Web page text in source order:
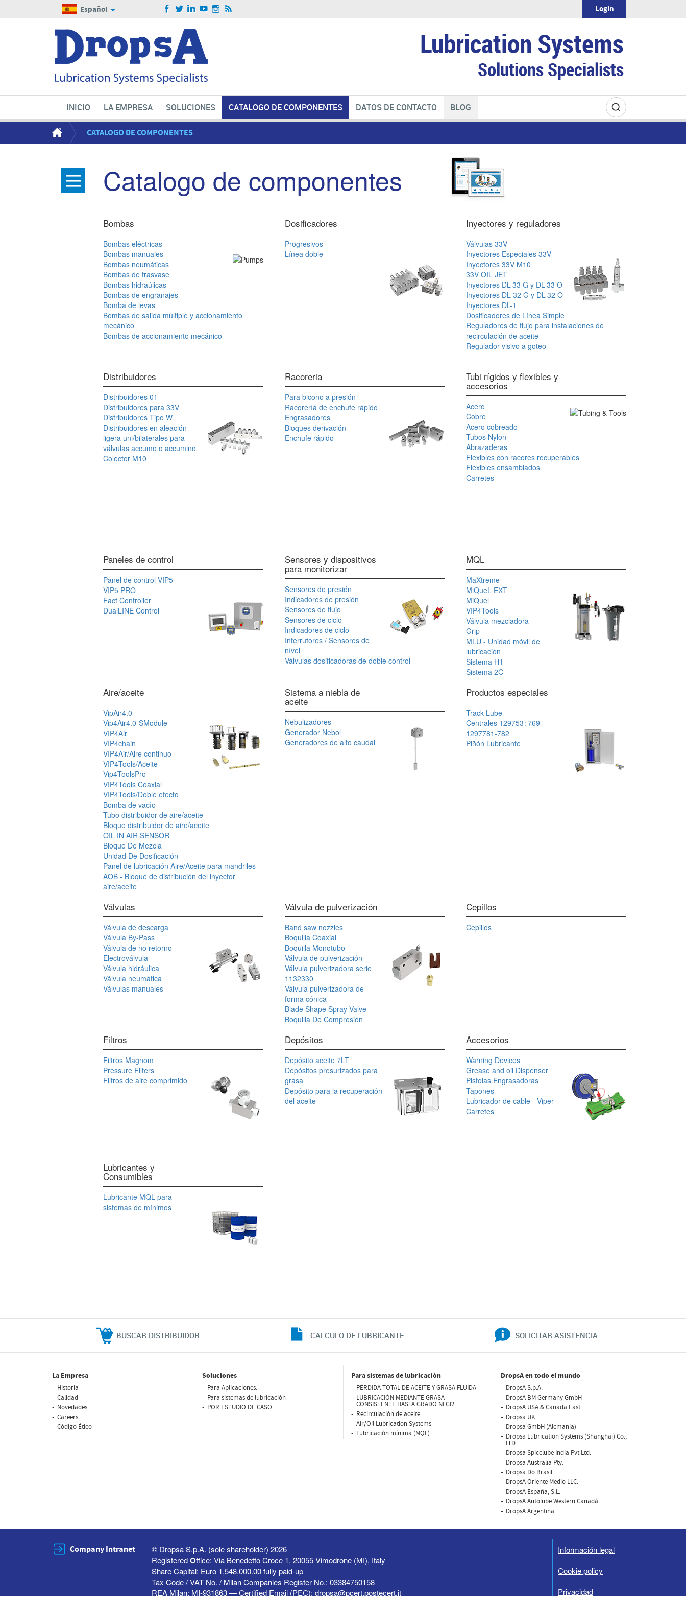
Lubrication Systems
Solutions Specialists
Español Login
INICIO LA EMPRESA SOLUCIONES CATALOGO DE COMPONENTES DATOS DE CONTACTO BLOG
CATALOGO DE COMPONENTES
Catalogo de componentes
Bombas
Bombas eléctricas
Bombas manuales
Bombas neumáticas
Bombas de trasvase
Bombas hidraúlicas
Bombas de engranajes
Bomba de levas
Bombas de salida múltiple y accionamiento
mecánico
Bombas de accionamiento mecánico
Dosificadores
Progresivos
Línea doble
Inyectores y reguladores
Válvulas 33V
Inyectores Especiales 33V
Inyectores 33V M10
33V OIL JET
Inyectores DL-33 G y DL-33 O
Inyectores DL 32 G y DL-32 O
Inyectores DL-1
Dosificadores de Línea Simple
Reguladores de flujo para instalaciones de
recirculación de aceite
Regulador visivo a goteo
Distribuidores
Distribuidores 01
Distribuidores para 33V
Distribuidores Tipo W
Distribuidores en aleación
ligera uni/bilaterales para
válvulas accumo o accumino
Colector M10
Racoreria
Para bicono a presión
Racorería de enchufe rápido
Engrasadores
Bloques derivación
Enchufe rápido
Tubi rígidos y flexibles y
accesorios
Acero
Cobre
Acero cobreado
Tubos Nylon
Abrazaderas
Flexibles con racores recuperables
Flexibles ensamblados
Carretes
Paneles de control
Panel de control VIP5
VIP5 PRO
Fact Controller
DualLINE Control
Sensores y dispositivos
para monitorizar
Sensores de presión
Indicadores de presión
Sensores de flujo
Sensores de ciclo
Indicadores de ciclo
Interrutores / Sensores de
nível
Válvulas dosificadoras de doble control
MQL
MaXtreme
MiQueL EXT
MiQuel
VIP4Tools
Válvula mezcladora
Grip
MLU - Unidad móvil de
lubricación
Sistema H1
Sistema 2C
Aire/aceite
VipAir4.0
Vip4Air4.0-SModule
VIP4Air
VIP4chain
VIP4Air/Aire continuo
VIP4Tools/Aceite
Vip4ToolsPro
VIP4Tools Coaxial
VIP4Tools/Doble efecto
Bomba de vacìo
Tubo distribuidor de aire/aceite
Bloque distribuidor de aire/aceite
OIL IN AIR SENSOR
Bloque De Mezcla
Unidad De Dosificación
Panel de lubricación Aire/Aceite para mandriles
AOB - Bloque de distribución del inyector
aire/aceite
Sistema a niebla de
aceite
Nebulizadores
Generador Nebol
Generadores de alto caudal
Productos especiales
Track-Lube
Centrales 129753÷769-
1297781-782
Piñón Lubricante
Válvulas
Válvula de descarga
Válvula By-Pass
Válvula de no retorno
Electroválvula
Válvula hidráulica
Válvula neumática
Válvulas manuales
Válvula de pulverización
Band saw nozzles
Boquilla Coaxial
Boquilla Monotubo
Válvula de pulverización
Válvula pulverizadora serie
1132330
Válvula pulverizadora de
forma cónica
Blade Shape Spray Valve
Boquilla De Compresión
Cepillos
Cepillos
Filtros
Filtros Magnom
Pressure Filters
Filtros de aire comprimido
Depósitos
Depósito aceite 7LT
Depósitos presurizados para
grasa
Depósito para la recuperación
del aceite
Accesorios
Warning Devices
Grease and oil Dispenser
Pistolas Engrasadoras
Tapones
Lubricador de cable - Viper
Carretes
Lubricantes y
Consumibles
Lubricante MQL para
sistemas de mínimos
BUSCAR DISTRIBUIDOR CALCULO DE LUBRICANTE SOLICITAR ASISTENCIA
La Empresa
Historia
Calidad
Novedades
Careers
Código Ético
Soluciones
Para Aplicaciones:
Para sistemas de lubricaciòn
POR ESTUDIO DE CASO
Para sistemas de lubricaciòn
PÉRDIDA TOTAL DE ACEITE Y GRASA FLUIDA
LUBRICACIÓN MEDIANTE GRASA
CONSISTENTE HASTA GRADO NLGI2
Recirculación de aceite
Air/Oil Lubrication Systems
Lubricación mínima (MQL)
DropsA en todo el mundo
DropsA S.p.A.
DropsA BM Germany GmbH
DropsA USA & Canada East
Dropsa UK
Dropsa GmbH (Alemania)
Dropsa Lubrication Systems (Shanghai) Co.,
LTD
Dropsa Spicelube India Pvt Ltd.
Dropsa Australia Pty.
Dropsa Do Brasil
DropsA Oriente Medio LLC.
DropsA España, S.L.
DropsA Autolube Western Canadá
DropsA Argentina
Company Intranet
© Dropsa S.p.A. (sole shareholder) 2026
RegisteredOffice: Via Benedetto Croce 1, 20055 Vimodrone (MI), Italy
Share Capital: Euro 1,548,000.00 fully paid-up
Tax Code / VAT No. / Milan Companies Register No.: 03384750158
REA Milan: MI-931863 — Certified Email (PEC): dropsa@pcert.postecert.it
Información legal
Cookie policy
Privacidad